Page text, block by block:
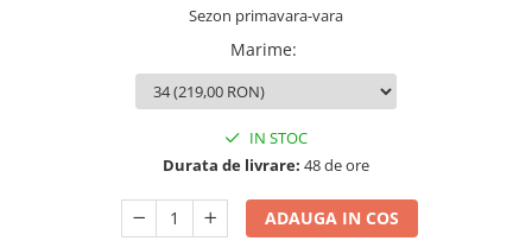
Sezon primavara-vara
Marime:
IN STOC
Durata de livrare: 48 de ore
ADAUGA IN COS